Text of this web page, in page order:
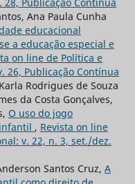
Ana Paula Cunha
educacional
a educação especial e
on line de Política e
26, Publicação Contínua
Rodrigues de Souza
da Costa Gonçalves,
O uso do jogo
, Revista on line
v. 22, n. 3, set./dez.
Santos Cruz, A